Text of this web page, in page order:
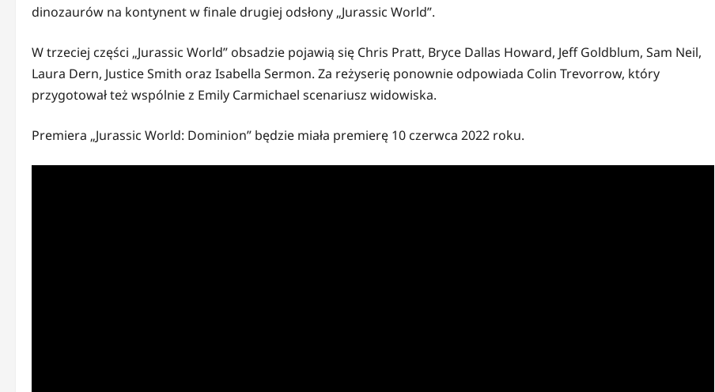
dinozaurów na kontynent w finale drugiej odsłony „Jurassic World”.
W trzeciej części „Jurassic World” obsadzie pojawią się Chris Pratt, Bryce Dallas Howard, Jeff Goldblum, Sam Neil,
Laura Dern, Justice Smith oraz Isabella Sermon. Za reżyserię ponownie odpowiada Colin Trevorrow, który
przygotował też wspólnie z Emily Carmichael scenariusz widowiska.
Premiera „Jurassic World: Dominion” będzie miała premierę 10 czerwca 2022 roku.